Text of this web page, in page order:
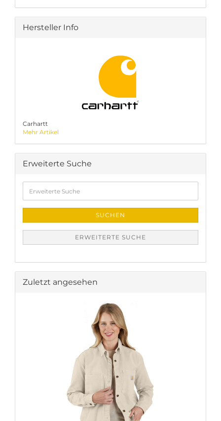
Hersteller Info
Carhartt
Mehr Artikel
Erweiterte Suche
Suche
SUCHEN
ERWEITERTE SUCHE
Zuletzt angesehen